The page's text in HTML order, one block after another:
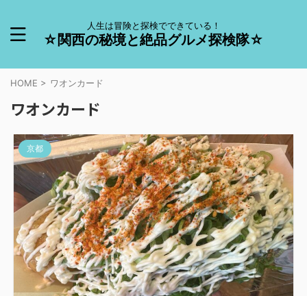
人生は冒険と探検でできている！
☆関西の秘境と絶品グルメ探検隊☆
HOME > ワオンカード
ワオンカード
京都